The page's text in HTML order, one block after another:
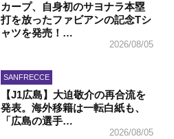
カープ、自身初のサヨナラ本塁
打を放ったファビアンの記念Tシ
ャツを発売！…
2026/08/05
SANFRECCE
【J1広島】大迫敬介の再合流を
発表。海外移籍は一転白紙も、
「広島の選手…
2026/08/05